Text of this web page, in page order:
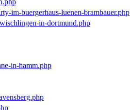
im-buergerhaus-luenen-brambauer.php
in-dortmund.php
in-hamm.php